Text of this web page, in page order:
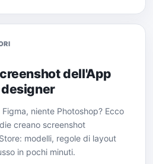
dell'App
designer
niente Photoshop? Ecco
creano screenshot
modelli, regole di layout
in pochi minuti.